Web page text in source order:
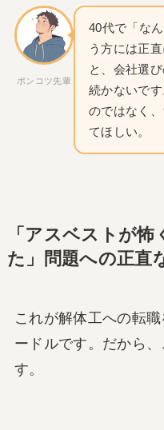
ポンコツ先輩
40代で「な
う方には正
と、会社選
続かないで
のではなく
てほしい。
「アスベストが
た」問題への正直
これが解体工への転
ードルです。だから
す。